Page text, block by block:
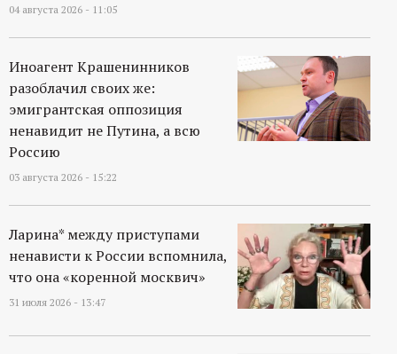
а
л
04 августа 2026 - 11:05
Иноагент Крашенинников
разоблачил своих же:
эмигрантская оппозиция
ненавидит не Путина, а всю
Россию
03 августа 2026 - 15:22
Ларина* между приступами
ненависти к России вспомнила,
что она «коренной москвич»
31 июля 2026 - 13:47